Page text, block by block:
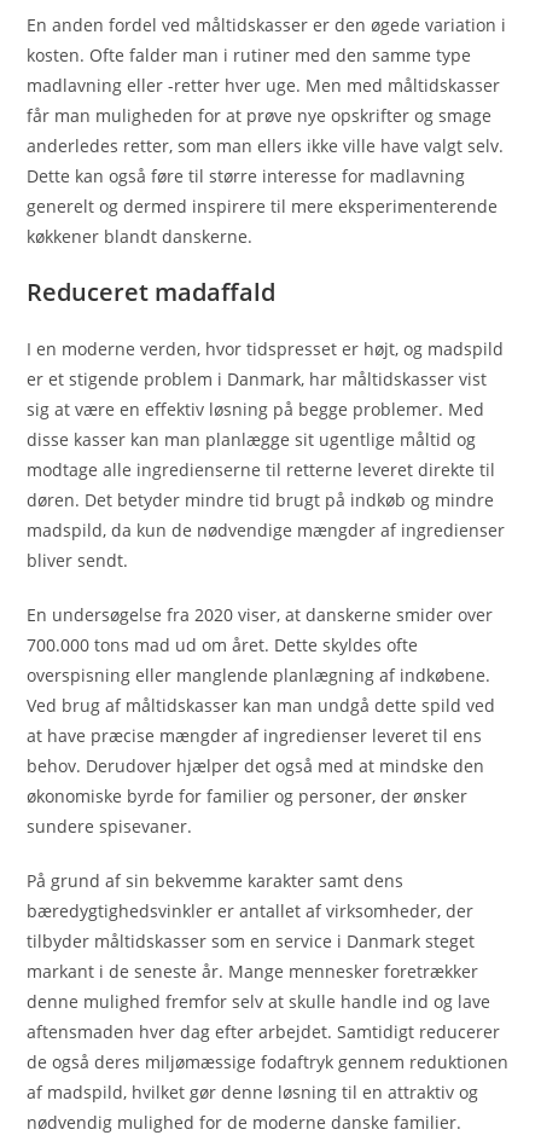
En anden fordel ved måltidskasser er den øgede variation i
kosten. Ofte falder man i rutiner med den samme type
madlavning eller -retter hver uge. Men med måltidskasser
får man muligheden for at prøve nye opskrifter og smage
anderledes retter, som man ellers ikke ville have valgt selv.
Dette kan også føre til større interesse for madlavning
generelt og dermed inspirere til mere eksperimenterende
køkkener blandt danskerne.
Reduceret madaffald
I en moderne verden, hvor tidspresset er højt, og madspild
er et stigende problem i Danmark, har måltidskasser vist
sig at være en effektiv løsning på begge problemer. Med
disse kasser kan man planlægge sit ugentlige måltid og
modtage alle ingredienserne til retterne leveret direkte til
døren. Det betyder mindre tid brugt på indkøb og mindre
madspild, da kun de nødvendige mængder af ingredienser
bliver sendt.
En undersøgelse fra 2020 viser, at danskerne smider over
700.000 tons mad ud om året. Dette skyldes ofte
overspisning eller manglende planlægning af indkøbene.
Ved brug af måltidskasser kan man undgå dette spild ved
at have præcise mængder af ingredienser leveret til ens
behov. Derudover hjælper det også med at mindske den
økonomiske byrde for familier og personer, der ønsker
sundere spisevaner.
På grund af sin bekvemme karakter samt dens
bæredygtighedsvinkler er antallet af virksomheder, der
tilbyder måltidskasser som en service i Danmark steget
markant i de seneste år. Mange mennesker foretrækker
denne mulighed fremfor selv at skulle handle ind og lave
aftensmaden hver dag efter arbejdet. Samtidigt reducerer
de også deres miljømæssige fodaftryk gennem reduktionen
af madspild, hvilket gør denne løsning til en attraktiv og
nødvendig mulighed for de moderne danske familier.